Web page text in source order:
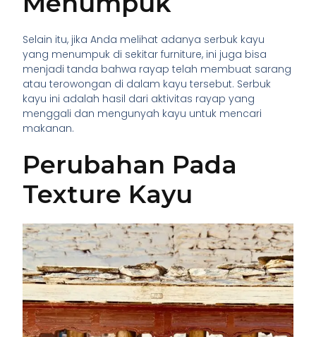
Selain itu, jika Anda melihat adanya serbuk kayu
yang menumpuk di sekitar furniture, ini juga bisa
menjadi tanda bahwa rayap telah membuat sarang
atau terowongan di dalam kayu tersebut. Serbuk
kayu ini adalah hasil dari aktivitas rayap yang
menggali dan mengunyah kayu untuk mencari
makanan.
Perubahan Pada
Texture Kayu